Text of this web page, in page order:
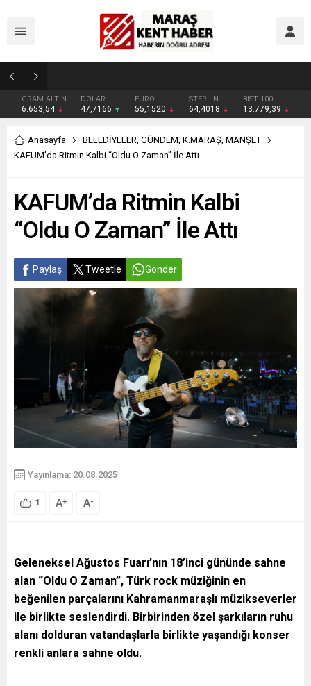
GRAM ALTIN
6.653,54
DOLAR
47,7166
EURO
55,1520
STERLİN
64,4018
BIST 100
13.779,39
Anasayfa BELEDİYELER, GÜNDEM, K.MARAŞ, MANŞET
KAFUM’da Ritmin Kalbi “Oldu O Zaman” İle Attı
KAFUM’da Ritmin Kalbi
“Oldu O Zaman” İle Attı
Paylaş Tweetle Gönder
Yayınlama: 20.08.2025
1 A+ A-
Geleneksel Ağustos Fuarı’nın 18’inci gününde sahne
alan “Oldu O Zaman”, Türk rock müziğinin en
beğenilen parçalarını Kahramanmaraşlı müzikseverler
ile birlikte seslendirdi. Birbirinden özel şarkıların ruhu
alanı dolduran vatandaşlarla birlikte yaşandığı konser
renkli anlara sahne oldu.